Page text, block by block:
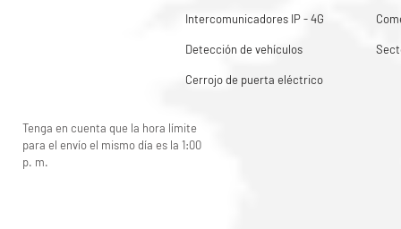
Intercomunicadores IP - 4G
Detección de vehículos
Cerrojo de puerta eléctrico
Tenga en cuenta que la hora límite
para el envío el mismo día es la 1:00
p. m.